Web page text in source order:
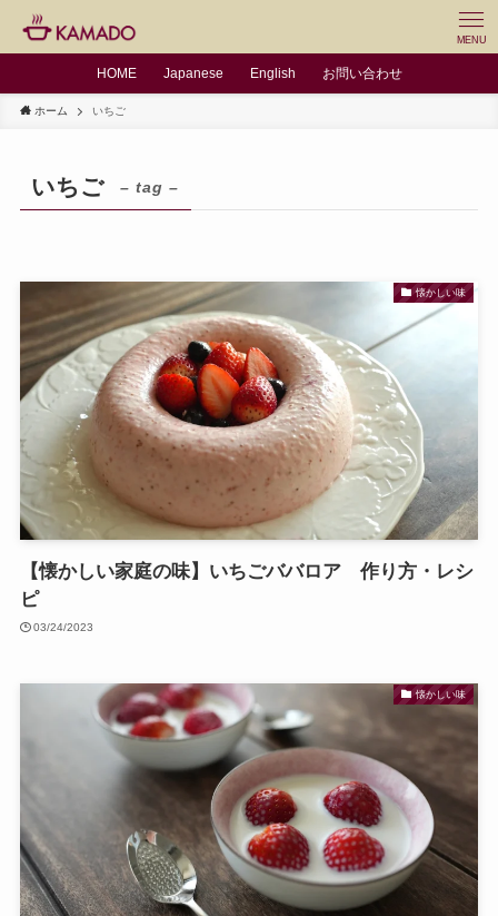
MENU
HOME Japanese English お問い合わせ
ホーム いちご
いちご – tag –
懐かしい味
【懐かしい家庭の味】いちごババロア 作り方・レシ
ピ
03/24/2023
懐かしい味